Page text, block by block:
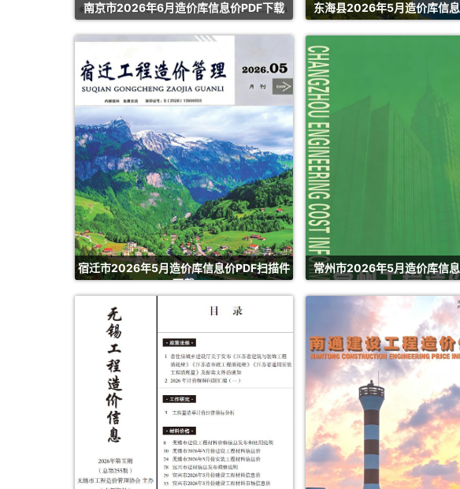
南京市2026年6月造价库信息价PDF下载 东海县2026年5月造价库信
宿迁市2026年5月造价库信息价PDF扫描件
下载
常州市2026年5月造价库信